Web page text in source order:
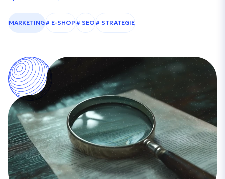
MARKETING# E-SHOP # SEO # STRATEGIE